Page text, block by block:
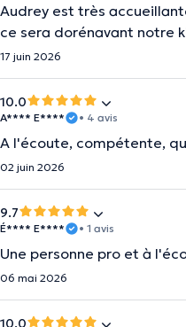
Audrey est très
ce sera dorénavant notre
17 juin 2026
10.0
A**** E**** • 4 avis
A l'écoute, compétente,
02 juin 2026
9.7
É**** E**** • 1 avis
Une personne pro et à
06 mai 2026
10.0